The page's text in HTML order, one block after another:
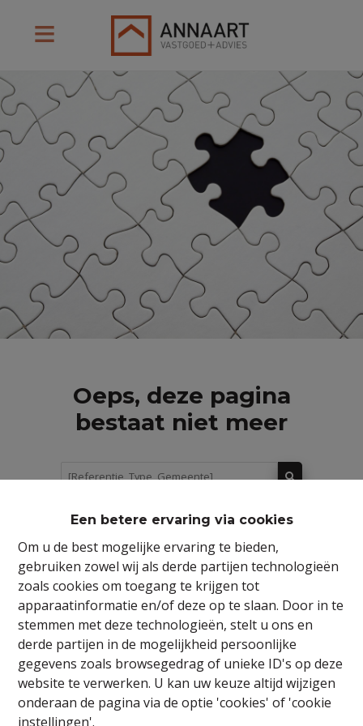
Een betere ervaring via cookies
Om u de best mogelijke ervaring te bieden,
gebruiken zowel wij als derde partijen technologieën
zoals cookies om toegang te krijgen tot
apparaatinformatie en/of deze op te slaan. Door in te
stemmen met deze technologieën, stelt u ons en
derde partijen in de mogelijkheid persoonlijke
gegevens zoals browsegedrag of unieke ID's op deze
website te verwerken. U kan uw keuze altijd wijzigen
onderaan de pagina via de optie 'cookies' of 'cookie
instellingen'.
Oeps, deze pagina
bestaat niet meer
Te koop Te huur